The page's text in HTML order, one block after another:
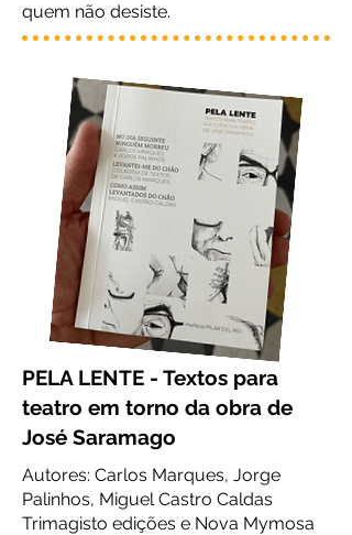
quem não desiste.
PELA LENTE - Textos para
teatro em torno da obra de
José Saramago
Autores: Carlos Marques, Jorge
Palinhos, Miguel Castro Caldas
Trimagisto edições e Nova Mymosa